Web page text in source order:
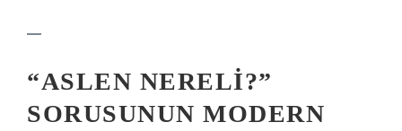
—
“ASLEN NERELI?”
SORUSUNUN MODERN